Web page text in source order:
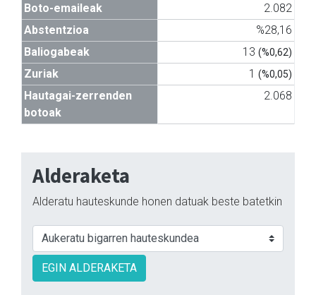
Boto-emaileak
2.082
Abstentzioa
%28,16
Baliogabeak
13 (%0,62)
Zuriak 1 (%0,05)
Hautagai-zerrenden
botoak
2.068
Alderaketa
Alderatu hauteskunde honen datuak beste batetkin
EGIN ALDERAKETA